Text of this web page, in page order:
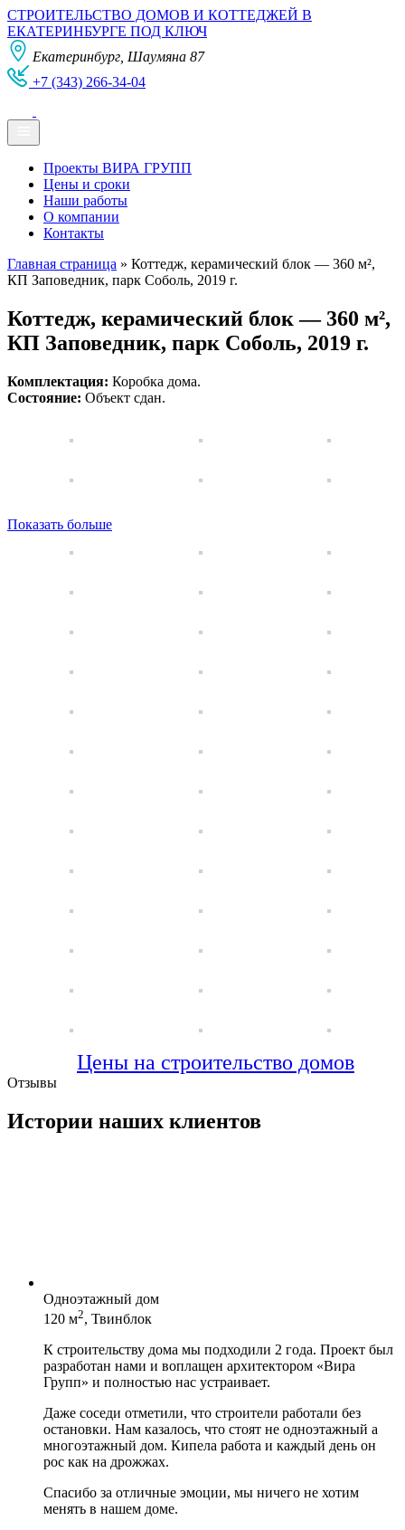
СТРОИТЕЛЬСТВО ДОМОВ И КОТТЕДЖЕЙ В
ЕКАТЕРИНБУРГЕ ПОД КЛЮЧ
Екатеринбург, Шаумяна 87
+7 (343) 266-34-04
Проекты ВИРА ГРУПП
Цены и сроки
Наши работы
О компании
Контакты
Главная страница » Коттедж, керамический блок — 360 м²,
КП Заповедник, парк Соболь, 2019 г.
Коттедж, керамический блок — 360 м²,
КП Заповедник, парк Соболь, 2019 г.
Комплектация: Коробка дома.
Состояние: Объект сдан.
Показать больше
Цены на строительство домов
Отзывы
Истории наших клиентов
Одноэтажный дом
120 м2, Твинблок
К строительству дома мы подходили 2 года. Проект был
разработан нами и воплащен архитектором «Вира
Групп» и полностью нас устраивает.
Даже соседи отметили, что строители работали без
остановки. Нам казалось, что стоят не одноэтажный а
многоэтажный дом. Кипела работа и каждый день он
рос как на дрожжах.
Спасибо за отличные эмоции, мы ничего не хотим
менять в нашем доме.